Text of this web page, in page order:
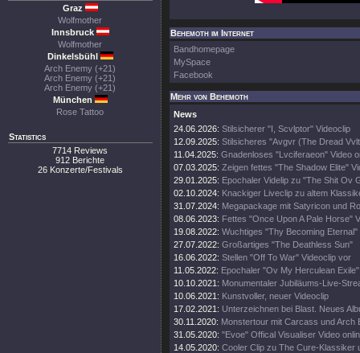
Graz
Wolfmother
Innsbruck
Wolfmother
Dinkelsbühl
Arch Enemy (+21)
Arch Enemy (+21)
Arch Enemy (+21)
München
Rose Tattoo
Statistics
7714 Reviews
912 Berichte
26 Konzerte/Festivals
Behemoth im Internet
Bandhomepage
MySpace
Facebook
Mehr von Behemoth
News
24.06.2026: Stilsicherer "I, Scvlptor" Videoclip
12.09.2025: Stilsicheres "Avgvr (The Dread
11.04.2025: Gnadenloses "Lvciferaeon" Video
07.03.2025: Zeigen fettes "The Shadow Elite"
29.01.2025: Epochaler Videlip zu "The Shit Ov
02.10.2024: Knackiger Liveclip zu altem
31.07.2024: Megapackage mit Satyricon und
08.06.2023: Fettes "Once Upon A Pale Horse"
19.08.2022: Wuchtiges "Thy Becoming Eternal"
27.07.2022: Großartiges "The Deathless Sun"
16.06.2022: Stellen "Off To War" Videoclip vor
11.05.2022: Epochaler "Ov My Herculean
10.10.2021: Monumentaler Jubiläums-Live-
10.06.2021: Kunstvoller, neuer Videoclip
17.02.2021: Unterzeichnen bei Blast. Neues
30.11.2020: Monstertour mit Carcass und Arch
31.05.2020: "Evoe" Offical Visualiser Video
14.05.2020: Cooler Clip zu The Cure-Klassiker